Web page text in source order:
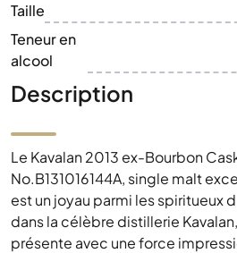
Taille
Teneur en
alcool
Description
Le Kavalan 2013 ex-Bourbon
No.B131016144A, single malt
est un joyau parmi les spiritueux
dans la célèbre distillerie
présente avec une force